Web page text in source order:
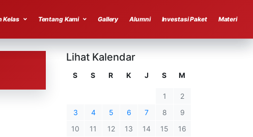
Kelas Tentang Kami Gallery Alumni Investasi Paket Materi
Lihat Kalendar
S S R K J S M
1
2
3
4 5 6 7 8
9
10
11 12 13 14 15
16